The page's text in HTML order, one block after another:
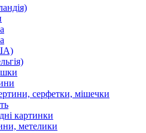
серфетки, мішечки
картинки
метелики